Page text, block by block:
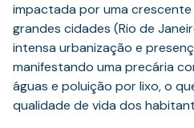
impactada por uma
grandes cidades (Rio de
intensa urbanização e
manifestando uma precária
águas e poluição por lixo, o
qualidade de vida dos